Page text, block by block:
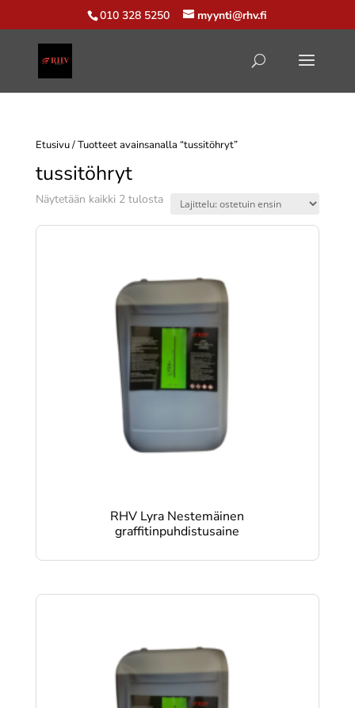
010 328 5250 myynti@rhv.fi
Etusivu/ Tuotteet avainsanalla “tussitöhryt”
tussitöhryt
Näytetään kaikki 2 tulostaSuosituimmat
ensin
RHV Lyra Nestemäinen
graffitinpuhdistusaine